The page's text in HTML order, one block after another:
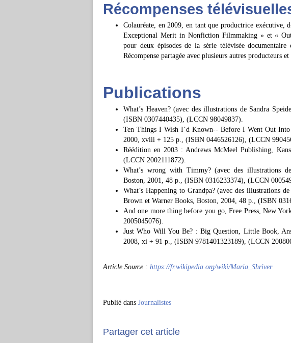
Récompenses
Colauréate, en 2009, en tant que productrice exécutive,
Exceptional Merit in Nonfiction Filmmaking » et «
pour deux épisodes de la série télévisée
Récompense partagée avec plusieurs autres producteurs
Publications
What’s Heaven? (avec des illustrations de Sandra
(ISBN 0307440435), (LCCN 98049837).
Ten Things I Wish I’d Known-- Before I Went Out
2000, xviii + 125 p., (ISBN 0446526126), (LCCN
Réédition en 2003 : Andrews McMeel Publishing,
(LCCN 2002111872).
What’s wrong with Timmy? (avec des illustrations
Boston, 2001, 48 p., (ISBN 0316233374), (LCCN
What’s Happening to Grandpa? (avec des illustrations
Brown et Warner Books, Boston, 2004, 48 p., (ISBN
And one more thing before you go, Free Press, New
2005045076).
Just Who Will You Be? : Big Question, Little Book,
2008, xi + 91 p., (ISBN 9781401323189), (LCCN
Article Source : https://fr.wikipedia.org/wiki/Maria_Shriver
Publié dans Journalistes
Partager cet article